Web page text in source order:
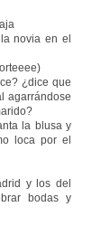
novia en el
¿dice que
agarrándose
la blusa y
loca por el
y los del
bodas y